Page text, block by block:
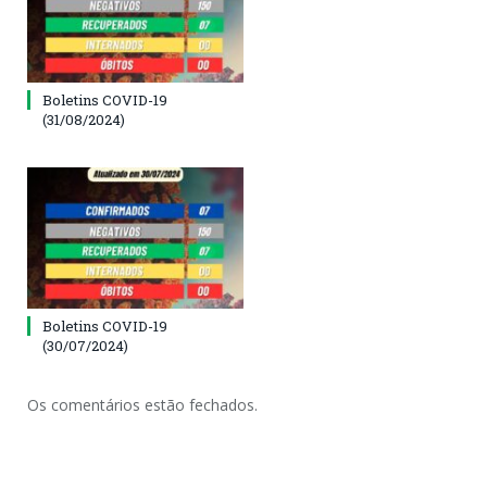
Boletins COVID-19
(31/08/2024)
Boletins COVID-19
(30/07/2024)
Os comentários estão fechados.